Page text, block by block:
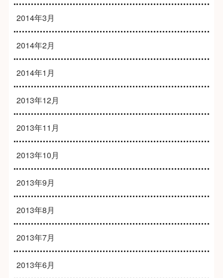
2014年3月
2014年2月
2014年1月
2013年12月
2013年11月
2013年10月
2013年9月
2013年8月
2013年7月
2013年6月